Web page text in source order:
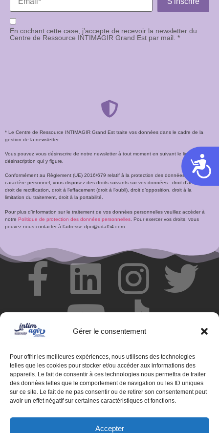
Gérer le consentement
Pour offrir les meilleures expériences, nous utilisons des technologies
telles que les cookies pour stocker et/ou accéder aux informations des
appareils. Le fait de consentir à ces technologies nous permettra de traiter
des données telles que le comportement de navigation ou les ID uniques
sur ce site. Le fait de ne pas consentir ou de retirer son consentement peut
avoir un effet négatif sur certaines caractéristiques et fonctions.
Accepter
En cochant cette case, j’accepte de recevoir la newsletter du
Centre de Ressource INTIMAGIR Grand Est par mail. *
* Le Centre de Ressource INTIMAGIR Grand Est traite vos données dans le cadre de la
gestion de la newsletter.
Vous pouvez vous désinscrire de notre newsletter à tout moment en suivant le lien de
désinscription qui y figure.
Conformément au Règlement (UE) 2016/679 relatif à la protection des données à
caractère personnel, vous disposez des droits suivants sur vos données : droit d’accès,
droit de rectification, droit à l’effacement (droit à l’oubli), droit d’opposition, droit à la
limitation du traitement, droit à la portabilité.
Pour plus d’information sur le traitement de vos données personnelles veuillez accéder à
notre Politique de protection des données personnelles . Pour exercer vos droits, vous
pouvez nous contacter à l’adresse dpo@udaf54.com.
© Centre de ressources INTIMAGIR Grand Est – 124 rue de
Newcastle 54000 NANCY
Mentions légales